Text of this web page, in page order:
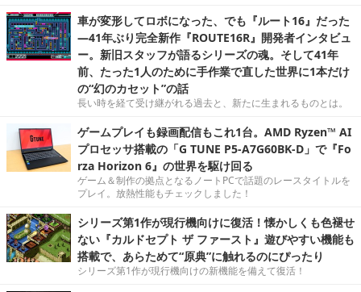
車が変形してロボになった、でも『ルート16』だった
―41年ぶり完全新作『ROUTE16R』開発者インタビュ
ー。新旧スタッフが語るシリーズの魂。そして41年
前、たった1人のために手作業で直した世界に1本だけ
の“幻のカセット”の話
長い時を経て受け継がれる過去と、新たに生まれるものとは。
ゲームプレイも録画配信もこれ1台。AMD Ryzen™ AI
プロセッサ搭載の「G TUNE P5-A7G60BK-D」で『Fo
rza Horizon 6』の世界を駆け回る
ゲーム＆制作の拠点となるノートPCで話題のレースタイトルを
プレイ。放熱性能もチェックしました！
シリーズ第1作が現行機向けに復活！懐かしくも色褪せ
ない『カルドセプト ザ ファースト』遊びやすい機能も
搭載で、あらためて“原典”に触れるのにぴったり
シリーズ第1作が現行機向けの新機能を備えて復活！